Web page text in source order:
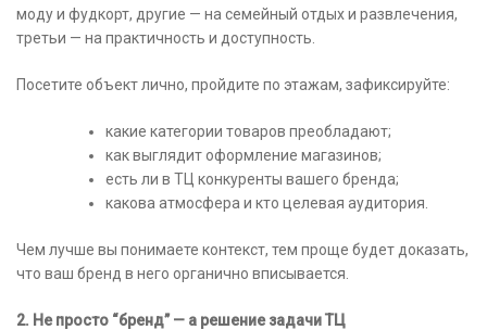
моду и фудкорт, другие — на семейный отдых и развлечения,
третьи — на практичность и доступность.
Посетите объект лично, пройдите по этажам, зафиксируйте:
какие категории товаров преобладают;
как выглядит оформление магазинов;
есть ли в ТЦ конкуренты вашего бренда;
какова атмосфера и кто целевая аудитория.
Чем лучше вы понимаете контекст, тем проще будет доказать,
что ваш бренд в него органично вписывается.
2. Не просто “бренд” — а решение задачи ТЦ